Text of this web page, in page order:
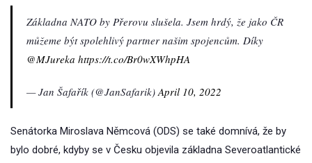
Základna NATO by Přerovu slušela. Jsem hrdý, že jako ČR
můžeme být spolehlivý partner našim spojencům. Díky
@MJureka https://t.co/Br0wXWhpHA
— Jan Šafařík (@JanSafarik) April 10, 2022
Senátorka Miroslava Němcová (ODS) se také domnívá, že by
bylo dobré, kdyby se v Česku objevila základna Severoatlantické